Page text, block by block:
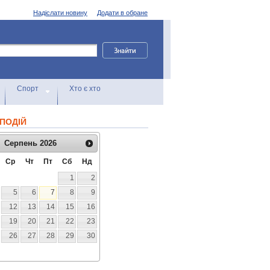
Додати в обране
Надіслати новину
Спорт Хто є хто
Серпень 2026
Ср Чт Пт Сб
Нд
1
2
5 6 7 8
9
12 13 14 15
16
19 20 21 22
23
26 27 28 29
30